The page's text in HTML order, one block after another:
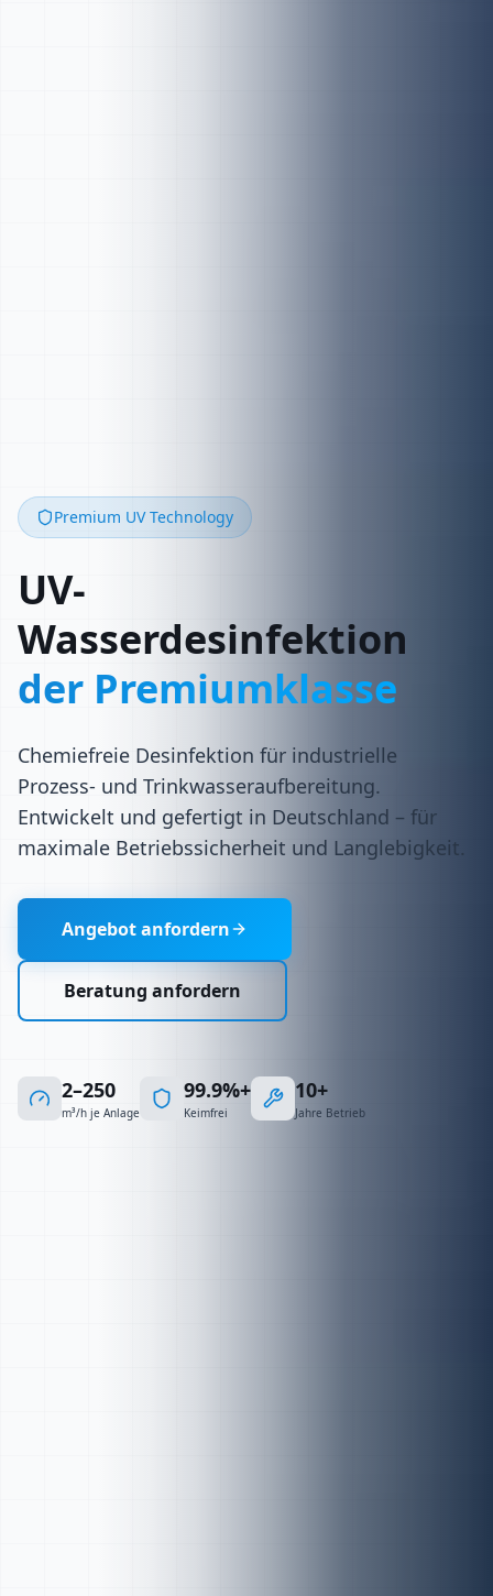
Premium UV Technology
UV-
Wasserdesinfektion
der Premiumklasse
Chemiefreie Desinfektion für industrielle
Prozess- und Trinkwasseraufbereitung.
Entwickelt und gefertigt in Deutschland – für
maximale Betriebssicherheit und Langlebigkeit.
Angebot anfordern
Beratung anfordern
2–250
m³/h je Anlage
99.9%+
Keimfrei
10+
Jahre Betrieb